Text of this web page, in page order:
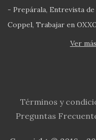
- Prepárala Entrevista
Coppel Trabajar en
Ver
Términos y
Preguntas